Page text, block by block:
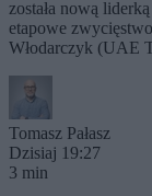
została nową
etapowe
Włodarczyk (UAE
Tomasz Pałasz
Dzisiaj 19:27
3 min